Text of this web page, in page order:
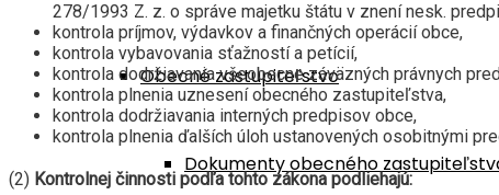
Obecné zastupiteľstvo
Dokumenty obecného
278/1993 Z. z. o správe majetku štátu v znení nesk.
kontrola príjmov, výdavkov a finančných operácií obce,
kontrola vybavovania sťažností a petícií,
kontrola dodržiavania všeobecne záväzných právnych
kontrola plnenia uznesení obecného zastupiteľstva,
kontrola dodržiavania interných predpisov obce,
kontrola plnenia ďalších úloh ustanovených osobitnými
(2) Kontrolnej činnosti podľa tohto zákona podliehajú: